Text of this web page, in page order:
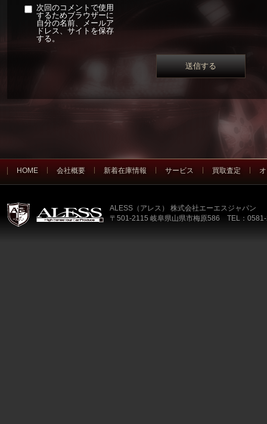
次回のコメントで使用
するためブラウザーに
自分の名前、メールア
ドレス、サイトを保存
する。
HOME 会社概要 新着在庫情報 サービス 買取査定
ALESS（アレス） 株式会社エーエスジャパン
〒501-2115 岐阜県山県市梅原586 TEL：